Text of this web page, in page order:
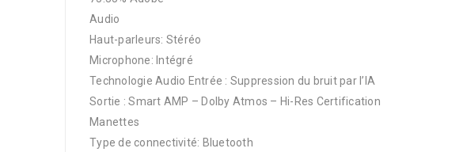
Audio
Haut-parleurs: Stéréo
Microphone: Intégré
Technologie Audio Entrée : Suppression du bruit par l’IA
Sortie : Smart AMP – Dolby Atmos – Hi-Res Certification
Manettes
Type de connectivité: Bluetooth